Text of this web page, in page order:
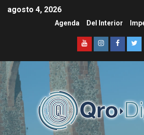
agosto 4, 2026
Agenda Del Interior